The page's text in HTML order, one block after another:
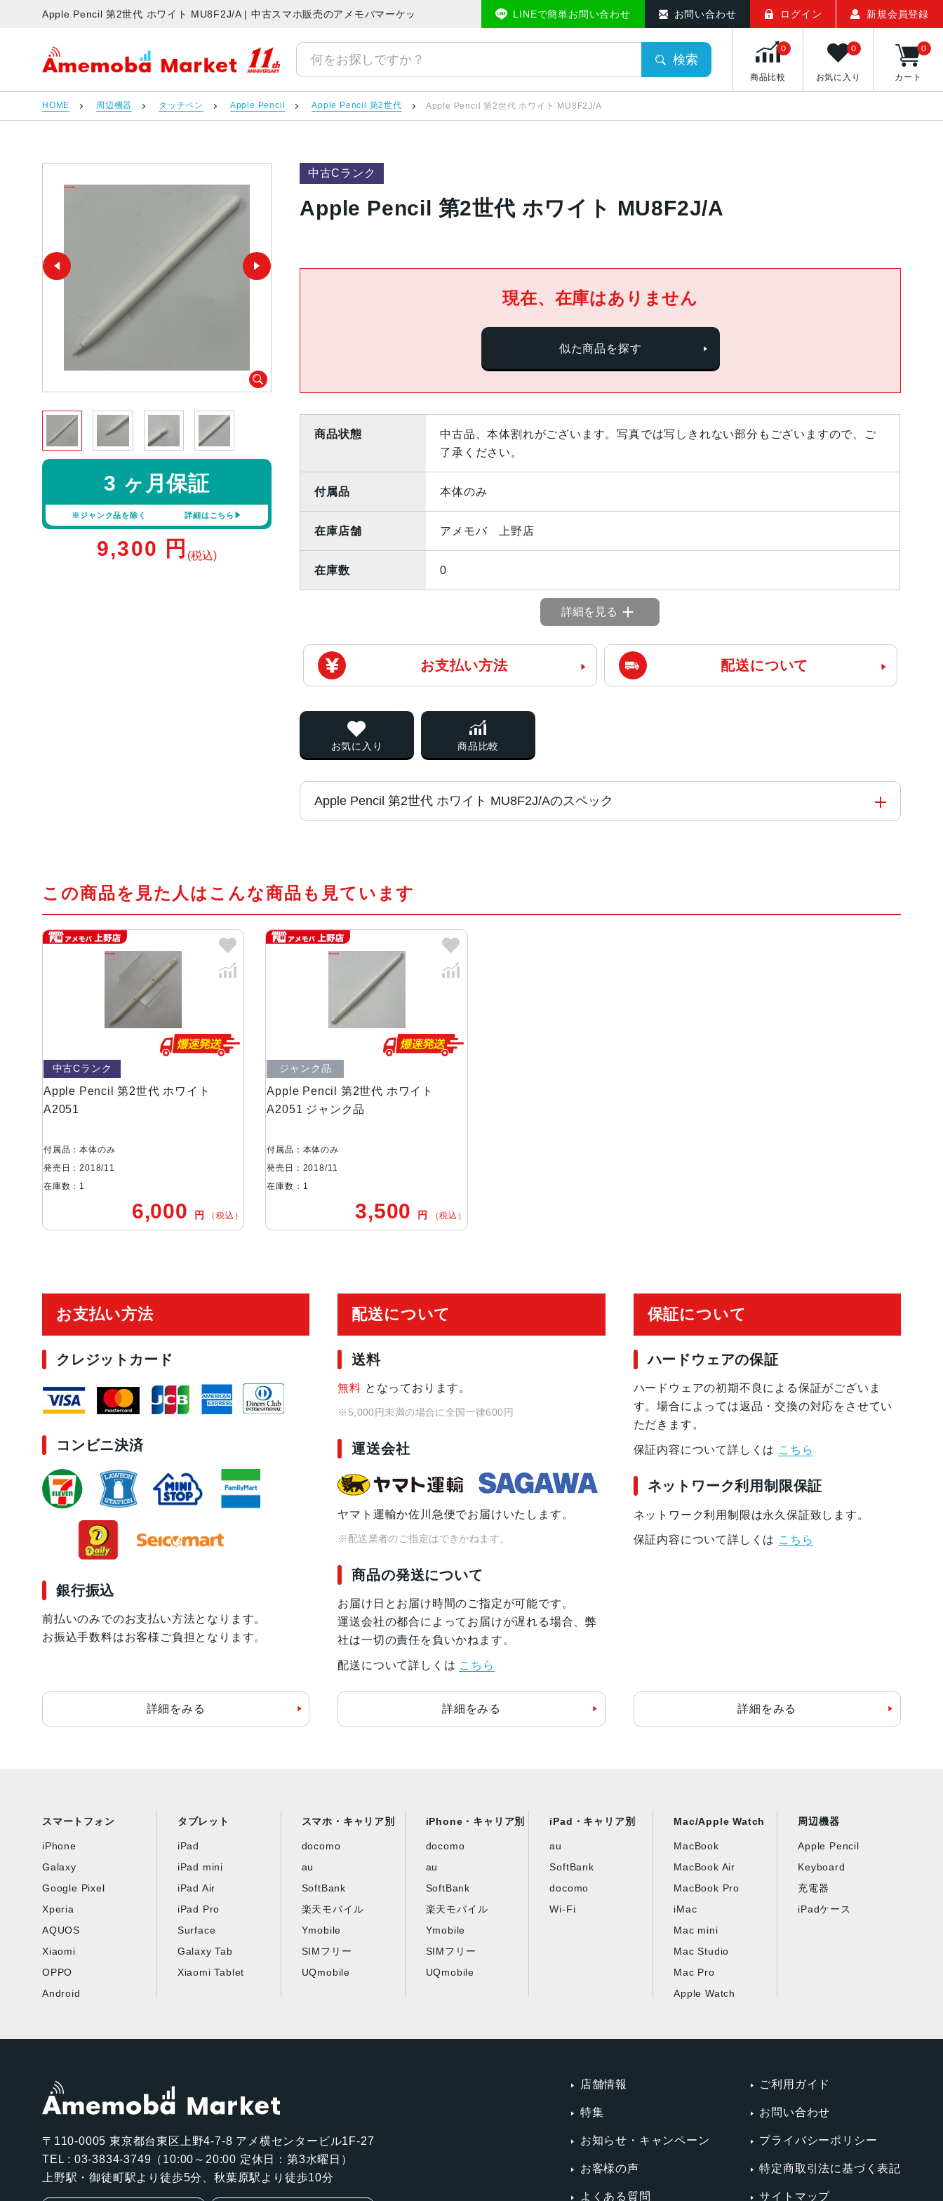
Apple Pencil 第2世代 ホワイト MU8F2J/A | 中古スマホ販売のアメモバマーケット LINEで簡単お問い合わせ お問い合わせ ログイン 新規会員登録
アメモバマーケット
検索
商品比較
0
お気に入り
0
カート
0
HOME 周辺機器 タッチペン Apple Pencil Apple Pencil 第2世代 Apple Pencil 第2世代 ホワイト MU8F2J/A
中古Cランク
Apple Pencil 第2世代 ホワイト MU8F2J/A
3 ヶ月保証
※ジャンク品を除く 詳細はこちら
9,300 円 (税込)
現在、在庫はありません
似た商品を探す
商品状態
中古品、本体割れがございます。写真では写しきれない部分もございますので、ご
了承ください。
付属品 本体のみ
在庫店舗 アメモバ 上野店
在庫数 0
詳細を見る
お支払い方法 配送について
お気に入り 商品比較
Apple Pencil 第2世代 ホワイト MU8F2J/Aのスペック
iPad Air（第4世代）
166×8.9mm・20.7g
2018年11月 7日
この商品を見た人はこんな商品も見ています
Apple Pencil 第2世代 ホワイト
A2051
中古Cランク
付属品：本体のみ
発売日：2018/11
在庫数：1
6,000 円 （税込）
Apple Pencil 第2世代 ホワイト
A2051 ジャンク品
ジャンク品
付属品：本体のみ
発売日：2018/11
在庫数：1
3,500 円 （税込）
お支払い方法
クレジットカード
コンビニ決済
銀行振込
前払いのみでのお支払い方法となります。
お振込手数料はお客様ご負担となります。
詳細をみる
配送について
送料
無料 となっております。
※5,000円未満の場合に全国一律600円
運送会社
ヤマト運輸か佐川急便でお届けいたします。
※配送業者のご指定はできかねます。
商品の発送について
お届け日とお届け時間のご指定が可能です。
運送会社の都合によってお届けが遅れる場合、弊
社は一切の責任を負いかねます。
配送について詳しくは こちら
詳細をみる
保証について
ハードウェアの保証
ハードウェアの初期不良による保証がございま
す。場合によっては返品・交換の対応をさせてい
ただきます。
保証内容について詳しくは こちら
ネットワーク利用制限保証
ネットワーク利用制限は永久保証致します。
保証内容について詳しくは こちら
詳細をみる
スマートフォン
iPhone
Galaxy
Google Pixel
Xperia
AQUOS
Xiaomi
OPPO
Android
タブレット
iPad
iPad mini
iPad Air
iPad Pro
Surface
Galaxy Tab
Xiaomi Tablet
スマホ・キャリア別
docomo
au
SoftBank
楽天モバイル
Ymobile
SIMフリー
UQmobile
iPhone・キャリア別
docomo
au
SoftBank
楽天モバイル
Ymobile
SIMフリー
UQmobile
iPad・キャリア別
au
SoftBank
docomo
Wi-Fi
Mac/Apple Watch
MacBook
MacBook Air
MacBook Pro
iMac
Mac mini
Mac Studio
Mac Pro
Apple Watch
周辺機器
Apple Pencil
Keyboard
充電器
iPadケース
〒110-0005 東京都台東区上野4-7-8 アメ横センタービル1F-27
TEL : 03-3834-3749（10:00～20:00 定休日：第3水曜日）
上野駅・御徒町駅より徒歩5分、秋葉原駅より徒歩10分
店舗情報
特集
お知らせ・キャンペーン
お客様の声
よくある質問
ご利用ガイド
お問い合わせ
プライバシーポリシー
特定商取引法に基づく表記
サイトマップ